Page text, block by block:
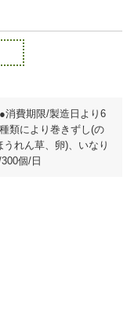
消費期限/製造日より6
類により巻きずし(の
れん草、卵)、いなり
個/日